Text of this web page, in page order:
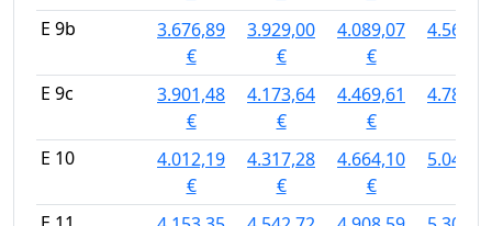
E 9b
3.676,89
€
3.929,00
€
4.089,07
€
E 9c
3.901,48
€
4.173,64
€
4.469,61
€
E 10
4.012,19
€
4.317,28
€
4.664,10
€